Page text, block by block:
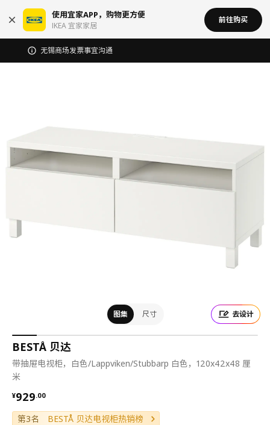
使用宜家APP，购物更方便
IKEA 宜家家居
前往购买
无锡商场发票事宜沟通
去设计
图集 尺寸
BESTÅ 贝达
带抽屉电视柜，白色/Lappviken/Stubbarp 白色，120x42x48 厘
米
¥929.00
¥ 929.00
第3名 BESTÅ 贝达电视柜热销榜